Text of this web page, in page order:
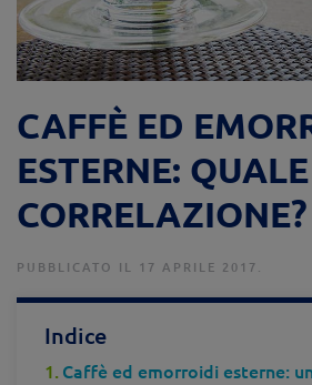
CAFFÈ ED
ESTERNE: QUALE
CORRELAZIONE?
PUBBLICATO IL 17 APRILE 2017.
Indice
Caffè ed emorroidi esterne: